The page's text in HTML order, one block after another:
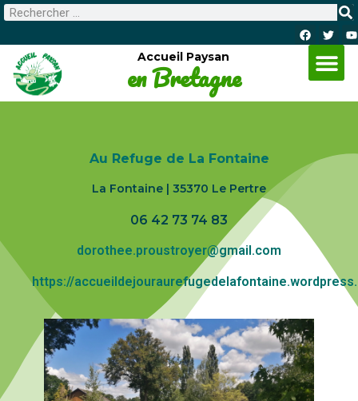
Accueil Paysan
en Bretagne
Au Refuge de La Fontaine
La Fontaine | 35370 Le Pertre
06 42 73 74 83
dorothee.proustroyer@gmail.com
https://